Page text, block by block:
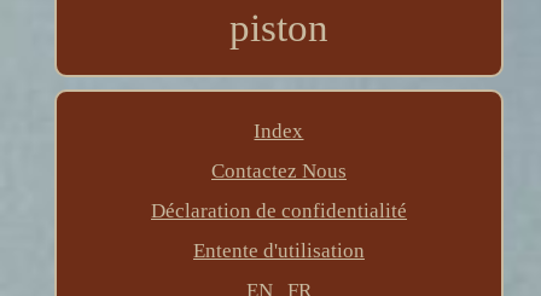
piston
Index
Contactez Nous
Déclaration de confidentialité
Entente d'utilisation
EN
FR